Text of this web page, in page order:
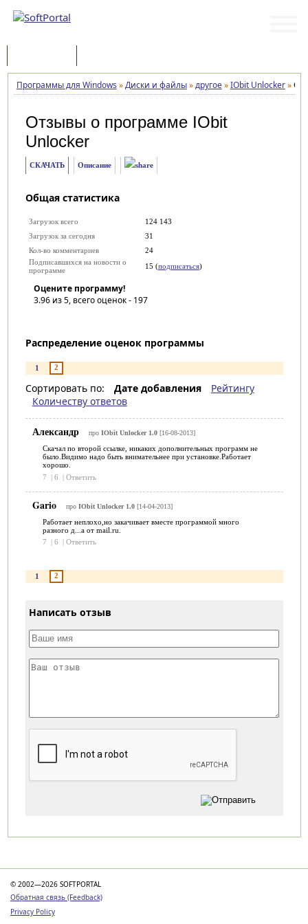
Программы для Windows »Диски и файлы»другое»IObit Unlocker»
Отзывы о программе IObit
Unlocker
СКАЧАТЬ Описание
Общая статистика
Загрузок всего
124 143
Загрузок за сегодня
31
Кол-во комментариев
24
Подписавшихся на новости о
программе
15 (подписаться)
Оцените программу!
3.96из 5, всего оценок - 197
Распределение оценок программы
1 2
Сортировать по: Дате добавления
Рейтингу
Количеству ответов
Александр про IObit Unlocker 1.0[16-08-2013]
Скачал по второй ссылке, никаких дополнительных программ не
было.Видимо надо быть внимательнее при установке.Работает
хорошо.
7
| 6 | Ответить
Gario про IObit Unlocker 1.0[14-04-2013]
Работает неплохо,но закачивает вместе программой много
разного д...а от mail.ru.
7
| 6 | Ответить
1 2
Написать отзыв
© 2002—2026 SOFTPORTAL
Обратная связь (Feedback)
Privacy Policy